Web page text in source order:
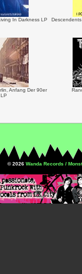
In Darkness LP
Anfang Der 90er
LP
© 2026 Wanda Records /